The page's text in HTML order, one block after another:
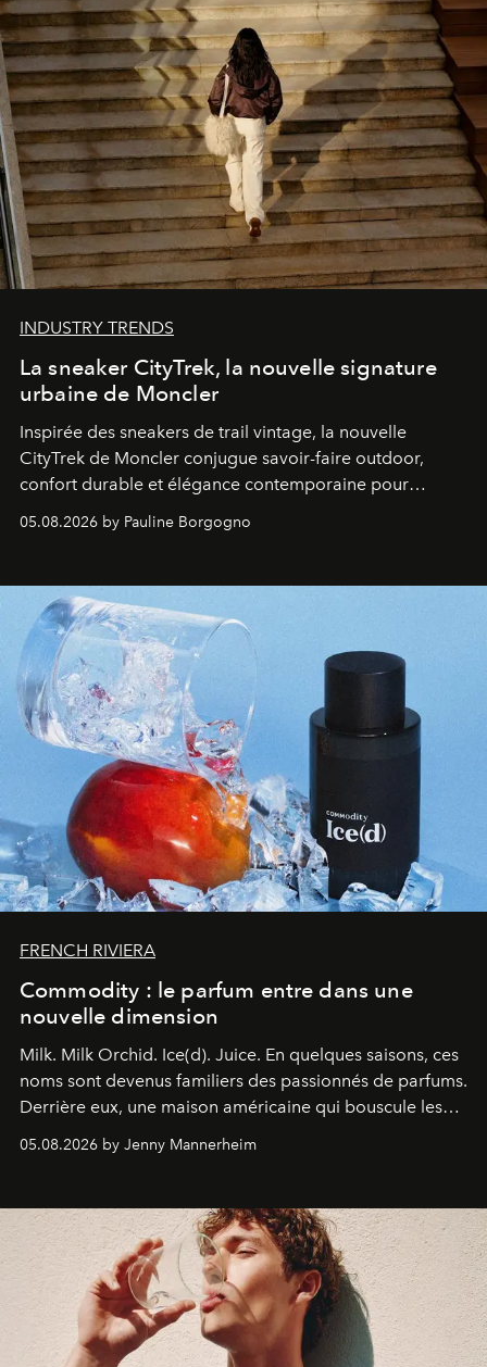
INDUSTRY TRENDS
La sneaker CityTrek, la nouvelle signature
urbaine de Moncler
Inspirée des sneakers de trail vintage, la nouvelle
CityTrek de Moncler conjugue savoir-faire outdoor,
confort durable et élégance contemporaine pour
accompagner les explorations du quotidien.
05.08.2026 by Pauline Borgogno
FRENCH RIVIERA
Commodity : le parfum entre dans une
nouvelle dimension
Milk. Milk Orchid. Ice(d). Juice. En quelques saisons, ces
noms sont devenus familiers des passionnés de parfums.
Derrière eux, une maison américaine qui bouscule les
codes de la parfumerie contemporaine en proposant
une approche aussi intuitive que personnelle :
05.08.2026 by Jenny Mannerheim